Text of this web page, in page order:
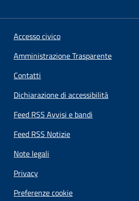
Accesso civico
Amministrazione Trasparente
Contatti
Dichiarazione di accessibilità
Feed RSS Avvisi e bandi
Feed RSS Notizie
Note legali
Privacy
Preferenze cookie